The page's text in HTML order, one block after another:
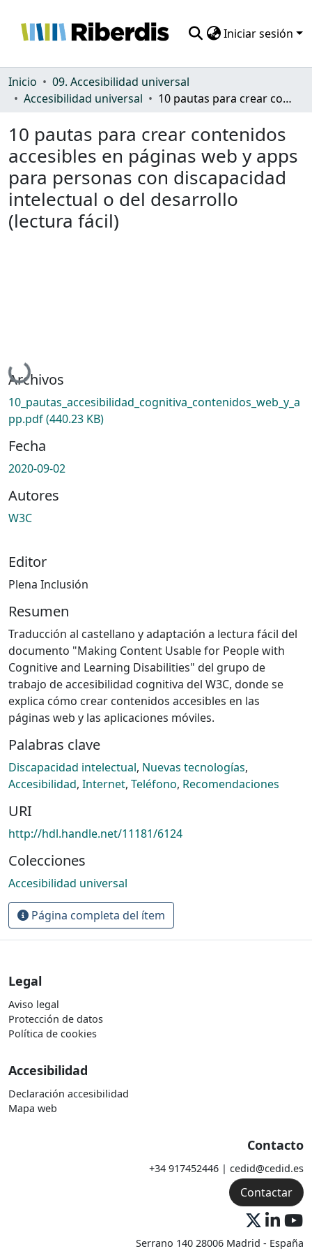
Iniciar sesión
Comunidades
Estadísticas
Inicio
09. Accesibilidad universal
Accesibilidad universal
10 pautas para crear contenidos accesibles en páginas web y apps para personas con discapacidad intelectual o del desarrollo (lectura fácil)
10 pautas para crear contenidos
accesibles en páginas web y apps
para personas con discapacidad
intelectual o del desarrollo
(lectura fácil)
Cargando...
Archivos
10_pautas_accesibilidad_cognitiva_contenidos_web_y_a
pp.pdf(440.23 KB)
Fecha
2020-09-02
Autores
W3C
Editor
Plena Inclusión
Resumen
Traducción al castellano y adaptación a lectura fácil del
documento "Making Content Usable for People with
Cognitive and Learning Disabilities" del grupo de
trabajo de accesibilidad cognitiva del W3C, donde se
explica cómo crear contenidos accesibles en las
páginas web y las aplicaciones móviles.
Palabras clave
Discapacidad intelectual, Nuevas tecnologías,
Accesibilidad, Internet, Teléfono, Recomendaciones
URI
http://hdl.handle.net/11181/6124
Colecciones
Accesibilidad universal
Página completa del ítem
Legal
Aviso legal
Protección de datos
Política de cookies
Accesibilidad
Declaración accesibilidad
Mapa web
Contacto
+34 917452446 | cedid@cedid.es
Contactar
Serrano 140 28006 Madrid - España